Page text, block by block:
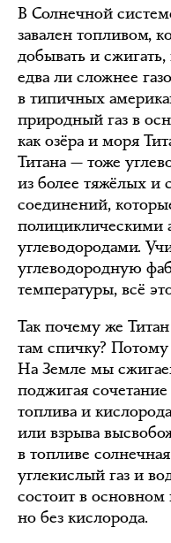
В Солнечной
завален топливом,
добывать и
едва ли сложнее
в типичных
природный газ в
как озёра и моря
Титана — тоже
из более тяжёлых и
соединений,
полициклическими
углеводородами.
углеводородную
температуры, всё
Так почему же
там спичку? Потому
На Земле мы
поджигая
топлива и
или взрыва
в топливе
углекислый газ и
состоит в основном
но без кислорода.